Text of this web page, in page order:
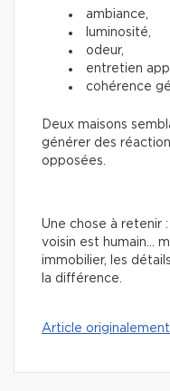
ambiance,
luminosité,
odeur,
entretien
cohérence
Deux maisons
générer des
opposées.
Une chose à retenir
voisin est humain…
immobilier, les
la différence.
Article